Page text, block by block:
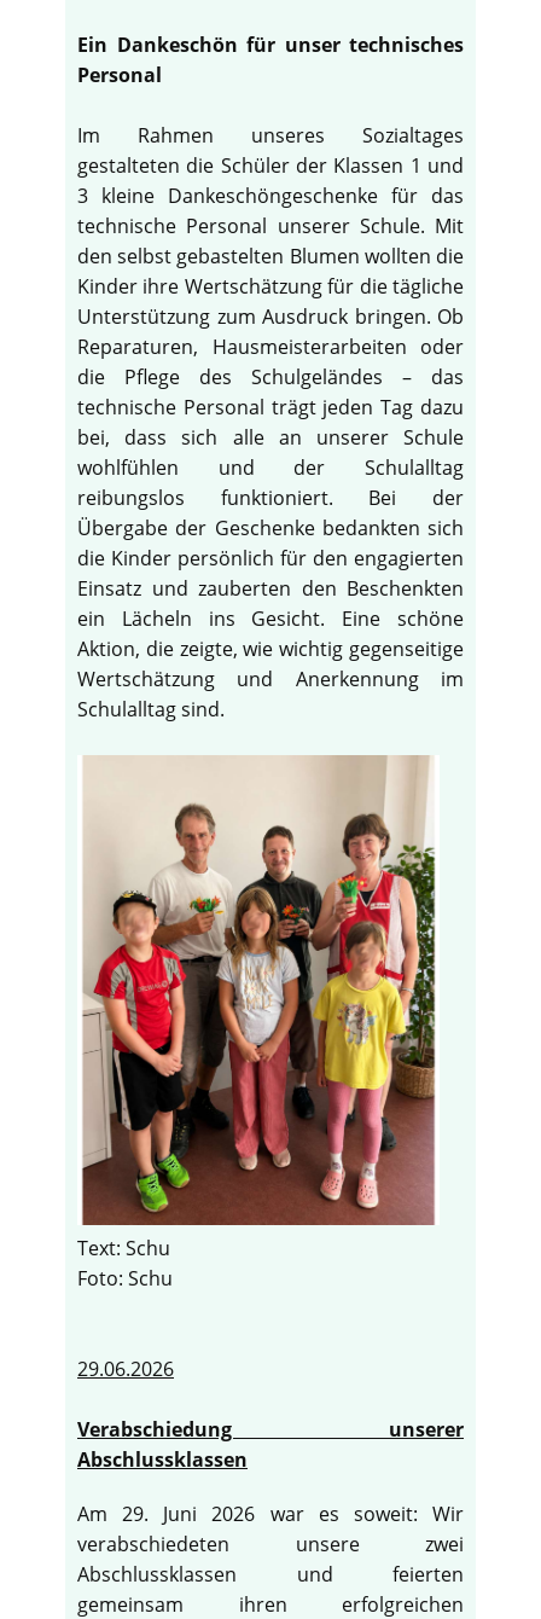
Ein Dankeschön für unser technisches
Personal
Im Rahmen unseres Sozialtages
gestalteten die Schüler der Klassen 1 und
3 kleine Dankeschöngeschenke für das
technische Personal unserer Schule. Mit
den selbst gebastelten Blumen wollten die
Kinder ihre Wertschätzung für die tägliche
Unterstützung zum Ausdruck bringen. Ob
Reparaturen, Hausmeisterarbeiten oder
die Pflege des Schulgeländes – das
technische Personal trägt jeden Tag dazu
bei, dass sich alle an unserer Schule
wohlfühlen und der Schulalltag
reibungslos funktioniert. Bei der
Übergabe der Geschenke bedankten sich
die Kinder persönlich für den engagierten
Einsatz und zauberten den Beschenkten
ein Lächeln ins Gesicht. Eine schöne
Aktion, die zeigte, wie wichtig gegenseitige
Wertschätzung und Anerkennung im
Schulalltag sind.
Text: Schu
Foto: Schu
29.06.2026
Verabschiedung unserer
Abschlussklassen
Am 29. Juni 2026 war es soweit: Wir
verabschiedeten unsere zwei
Abschlussklassen und feierten
gemeinsam ihren erfolgreichen